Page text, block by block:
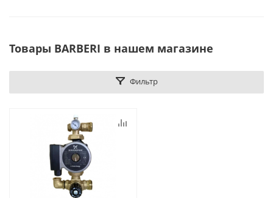
Товары BARBERI в нашем магазине
Фильтр